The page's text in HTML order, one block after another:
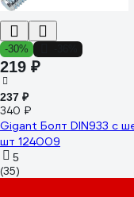
-30%
219 ₽
237 ₽
340 ₽
Gigant Болт DIN933 с
шт 124009
5
(35)